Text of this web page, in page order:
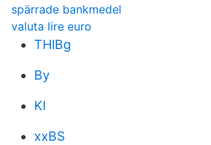
spärrade bankmedel
valuta lire euro
THlBg
By
KI
xxBS